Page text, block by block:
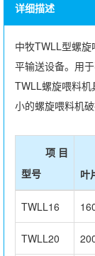
详细描述
中牧TWLL型螺
平输送设备。用
TWLL螺旋喂料
小的螺旋喂料机
项 目
型号
叶
TWLL16
TWLL20